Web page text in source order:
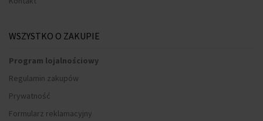
WSZYSTKO O ZAKUPIE
Program lojalnościowy
Regulamin zakupów
Prywatność
Formularz reklamacyjny